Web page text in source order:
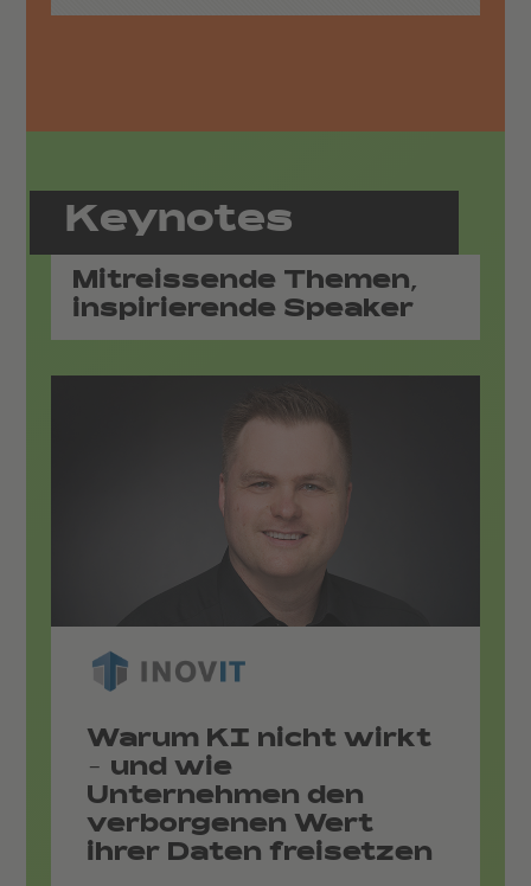
Keynotes
Mitreissende Themen,
inspirierende Speaker
Warum KI nicht wirkt
- und wie
Unternehmen den
verborgenen Wert
ihrer Daten freisetzen